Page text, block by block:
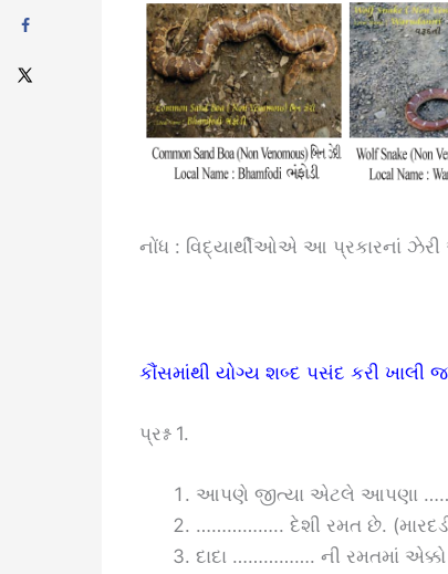
નોંધ : વિદ્યાર્થીઓએ આ પ્રકારનાં
કૌંસમાંથી યોગ્ય શબ્દ પસંદ કરી ખાલી
પ્રશ્ન 1.
આપણે જીત્યા એટલે આપણા
…………….. દેશી રમત છે.
દાદા ……………. ની રમતમાં એક્કો